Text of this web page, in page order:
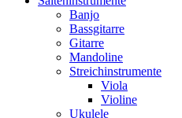
Banjo
Bassgitarre
Gitarre
Mandoline
Streichinstrumente
Viola
Violine
Ukulele